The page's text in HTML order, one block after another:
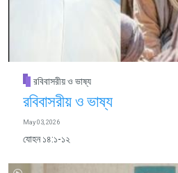
রবিবাসরীয় ও ভাষ্য
রবিবাসরীয় ও ভাষ্য
May 03, 2026
যোহন ১৪:১-১২